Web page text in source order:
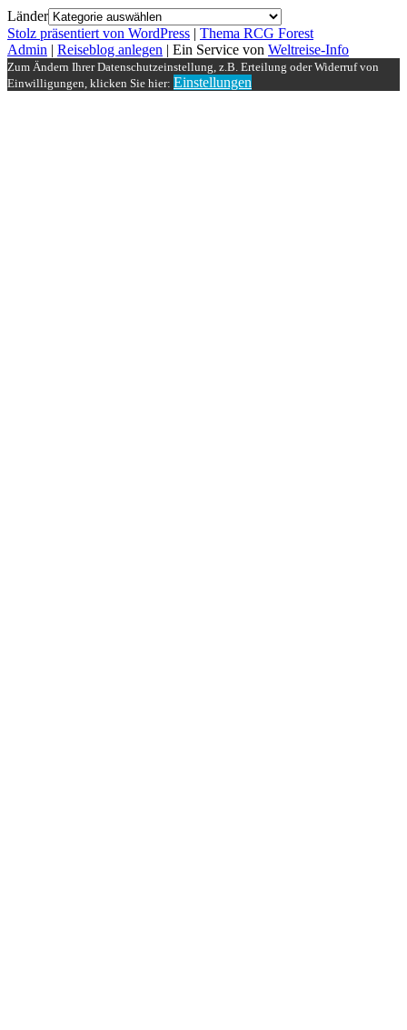
Länder
Stolz präsentiert von WordPress | Thema RCG Forest
Admin | Reiseblog anlegen | Ein Service von Weltreise-Info
Zum Ändern Ihrer Datenschutzeinstellung, z.B. Erteilung oder Widerruf von
Einwilligungen, klicken Sie hier: Einstellungen